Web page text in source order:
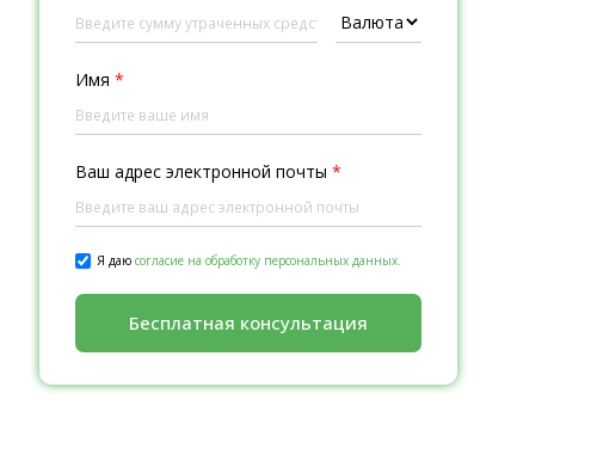
Имя *
Ваш адрес электронной почты *
Я даю согласие на обработку персональных данных.
Бесплатная консультация